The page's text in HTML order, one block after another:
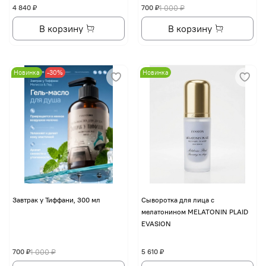
4 840 ₽
В корзину
1 000 ₽
700 ₽
В корзину
Новинка -30%
Завтрак у Тиффани, 300 мл
1 000 ₽
700 ₽
Новинка
Сыворотка для лица с
мелатонином MELATONIN PLAID
EVASION
5 610 ₽